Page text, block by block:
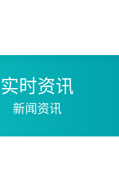
实时资讯
新闻资讯